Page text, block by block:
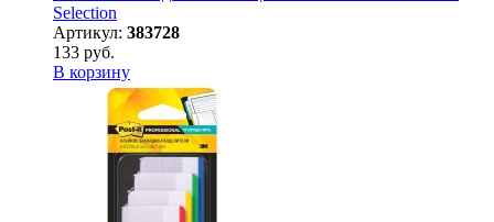
Selection
Артикул: 383728
133 руб.
В корзину